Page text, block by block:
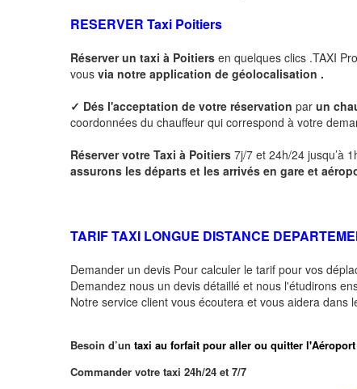
RESERVER Taxi Poitiers
Réserver un taxi à Poitiers en quelques clics .TAXI
vous via notre application de géolocalisation .
✓ Dés l'acceptation de votre réservation par un
coordonnées du chauffeur qui correspond à votre
Réserver votre Taxi à Poitiers 7j/7 et 24h/24 jusqu’à
assurons les départs et les arrivés en gare et
TARIF TAXI LONGUE DISTANCE
Demander un devis Pour calculer le tarif pour vos
Demandez nous un devis détaillé et nous l'étudirons
Notre service client vous écoutera et vous aidera dans
Besoin d’un taxi au forfait pour aller ou quitter l'Aéroport
Commander votre taxi 24h/24 et 7/7